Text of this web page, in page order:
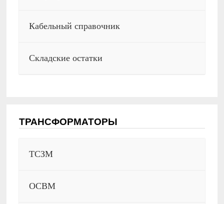
Кабельный справочник
Складские остатки
ТРАНСФОРМАТОРЫ
ТСЗМ
ОСВМ